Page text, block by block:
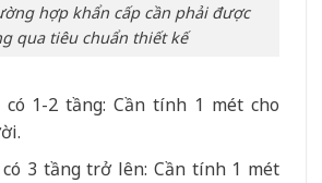
hợp khẩn cấp cần phải được
qua tiêu chuẩn thiết kế
1-2 tầng: Cần tính 1 mét cho
3 tầng trở lên: Cần tính 1 mét